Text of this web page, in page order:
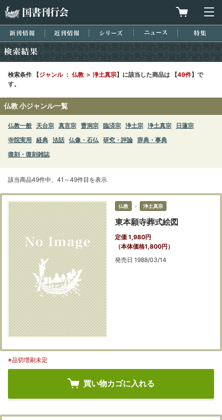
買物カゴを
新刊情報 近刊情報 シリーズ ニュース
検索条件 【ジャンル ： 仏教 ＞ 浄土真宗】に該当した商品は 【49件】で
す。
仏教 小ジャンル一覧
仏教一般 天台宗 真言宗 曹洞宗 臨済宗 浄土宗 浄土真宗
日蓮宗
寺院実用
経典 法話 仏像・石仏 研究・評論 辞典・事典
復刻・復刻雑誌
該当商品49件中、41～49件目を表示
仏教 ＞ 浄土真宗
東本願寺葬式絵図
定価 1,980円
（本体価格1,800円）
発売日 1988/03/14
※品切増刷未定
買い物カゴに入れる